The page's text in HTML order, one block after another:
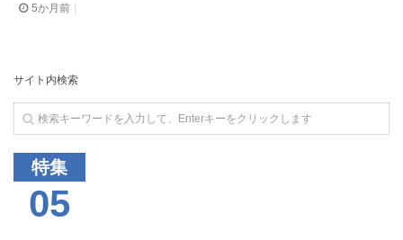
5か月前
サイト内検索
特集
05